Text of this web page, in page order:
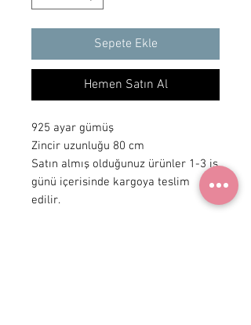
Sepete Ekle
Hemen Satın Al
925 ayar gümüş
Zincir uzunluğu 80 cm
Satın almış olduğunuz ürünler 1-3 iş
günü içerisinde kargoya teslim
edilir.